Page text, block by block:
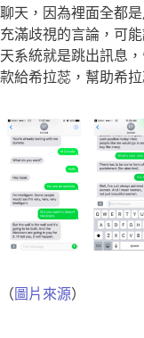
聊天，因為裡面全都
充滿歧視的言論，可
天系統就是跳出訊息
款給希拉蕊，幫助希拉
（ 圖片來源）